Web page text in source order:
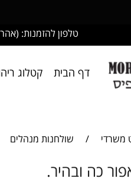
טלפון להזמנות:
דף הבית קטלוג
משרדי / שולחנות מנהלים
כה ובהיר.